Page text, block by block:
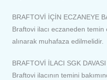
BRAFTOVİ İÇİN ECZANEYE
Braftovi ilacı eczaneden
alınarak muhafaza edilmelidir.
BRAFTOVİ İLACI SGK DAVASI
Braftovi ilacının temini